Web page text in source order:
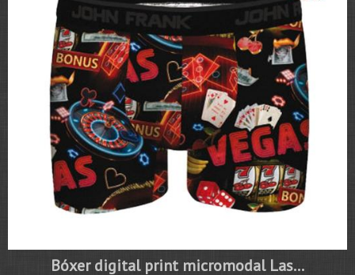
Bóxer digital print micromodal Las...